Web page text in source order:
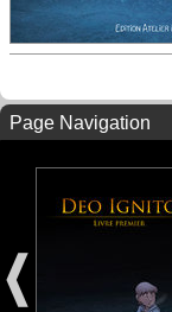
Page Navigation